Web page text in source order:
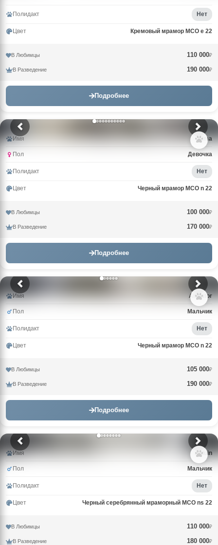
Полидакт Нет
Цвет Кремовый мрамор MCO e 22
В Любимцы 110 000₽
В Разведение 190 000₽
Подробнее
Имя Alma
Пол Девочка
Полидакт Нет
Цвет Черный мрамор MCO n 22
В Любимцы 100 000₽
В Разведение 170 000₽
Подробнее
Имя Alligator
Пол Мальчик
Полидакт Нет
Цвет Черный мрамор MCO n 22
В Любимцы 105 000₽
В Разведение 190 000₽
Подробнее
Имя Alduin
Пол Мальчик
Полидакт Нет
Цвет Черный серебрянный мраморный MCO ns 22
В Любимцы 110 000₽
В Разведение 180 000₽